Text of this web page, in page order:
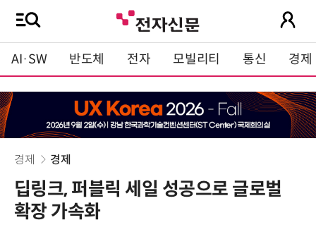
AI·SW 반도체 전자 모빌리티 통신 경제
경제 경제
딥링크, 퍼블릭 세일 성공으로 글로벌
확장 가속화